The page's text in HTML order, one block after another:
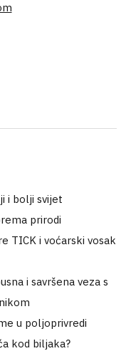
i bolji svijet
prirodi
TICK i voćarski vosak
i savršena veza s
u poljoprivredi
kod biljaka?